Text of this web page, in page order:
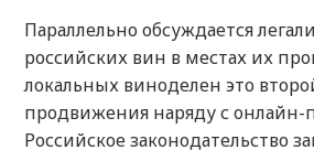
Параллельно обсуждается
российских вин в местах их
локальных виноделен это
продвижения наряду с
Российское законодательство